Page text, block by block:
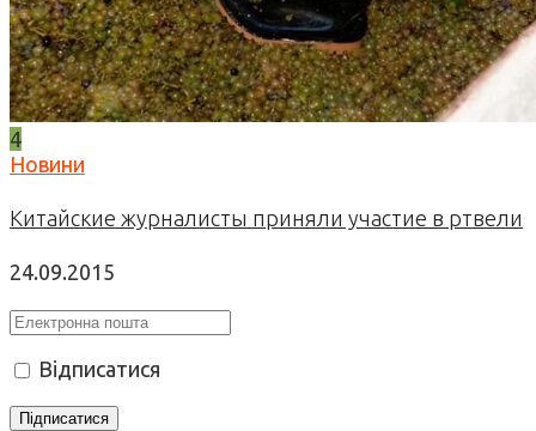
4
Новини
Китайские журналисты приняли участие в ртвели
24.09.2015
Відписатися